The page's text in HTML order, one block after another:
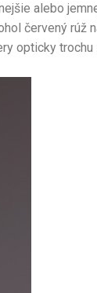
alebo
červený
opticky